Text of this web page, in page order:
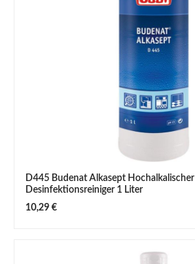
D445 Budenat Alkasept Hochalkalischer
Desinfektionsreiniger 1 Liter
Regulärer Preis:
10,29 €